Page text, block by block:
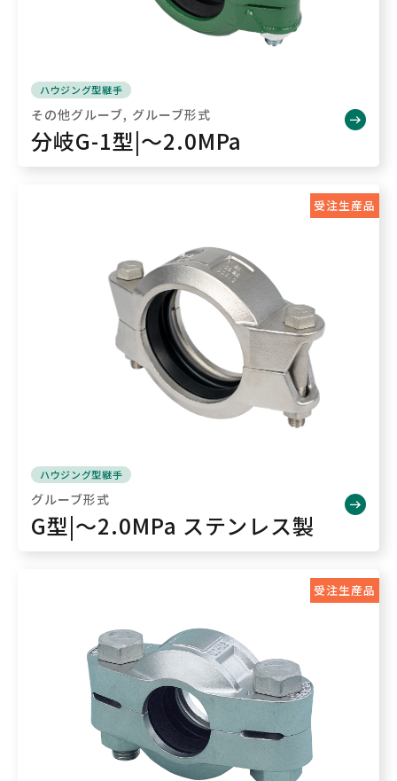
ハウジング型継手
その他グルーブ グルーブ形式
分岐G-1型|～2.0MPa
受注生産品
ハウジング型継手
グルーブ形式
G型|～2.0MPa ステンレス製
受注生産品